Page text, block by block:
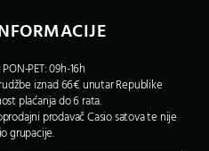
PET: 09h-16h
iznad 66€ unutar Republike
plaćanja do 6 rata.
prodavač Casio satova te nije
grupacije.